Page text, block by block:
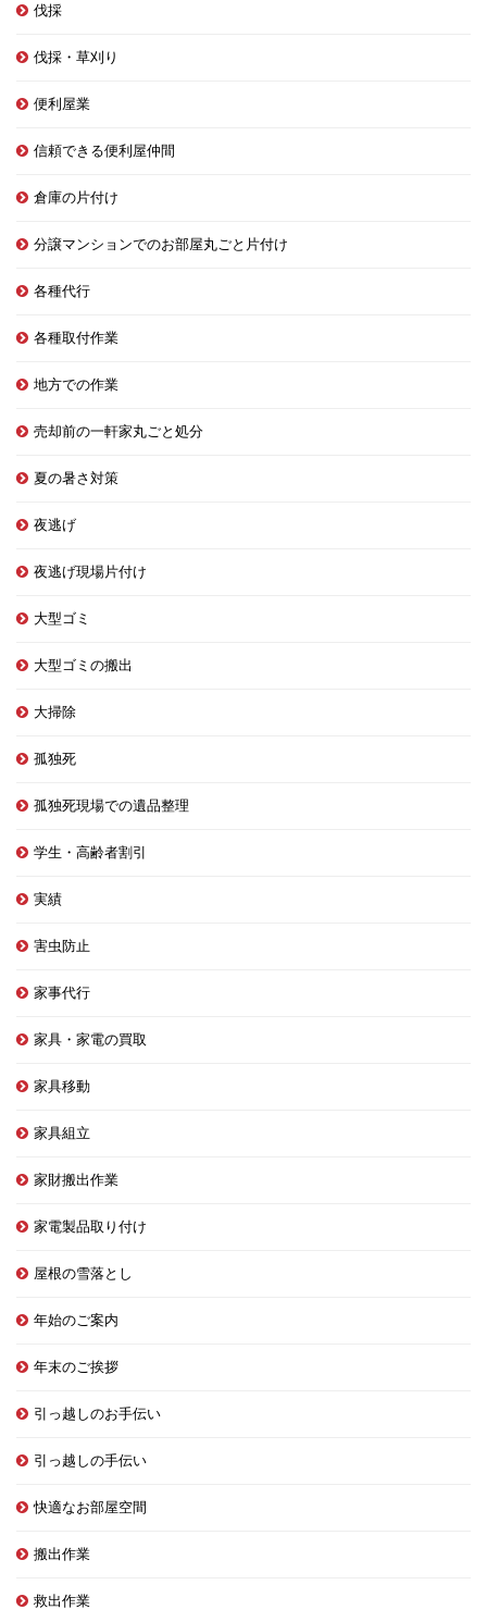
伐採
伐採・草刈り
便利屋業
信頼できる便利屋仲間
倉庫の片付け
分譲マンションでのお部屋丸ごと片付け
各種代行
各種取付作業
地方での作業
売却前の一軒家丸ごと処分
夏の暑さ対策
夜逃げ
夜逃げ現場片付け
大型ゴミ
大型ゴミの搬出
大掃除
孤独死
孤独死現場での遺品整理
学生・高齢者割引
実績
害虫防止
家事代行
家具・家電の買取
家具移動
家具組立
家財搬出作業
家電製品取り付け
屋根の雪落とし
年始のご案内
年末のご挨拶
引っ越しのお手伝い
引っ越しの手伝い
快適なお部屋空間
搬出作業
救出作業